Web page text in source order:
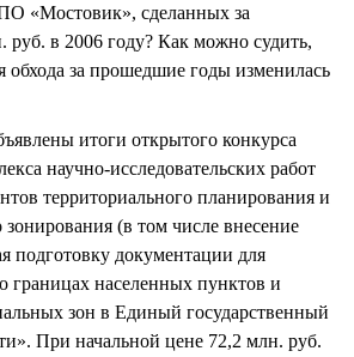
«Мостовик», сделанных за
в 2006 году? Как можно судить,
обхода за прошедшие годы изменилась
итоги открытого конкурса
научно-исследовательских работ
территориального планирования и
зонирования (в том числе внесение
подготовку документации для
границах населенных пунктов и
зон в Единый государственный
При начальной цене 72,2 млн. руб.